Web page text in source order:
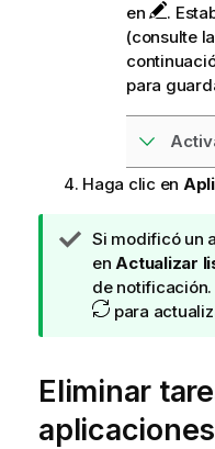
en
.
(consulte
para
Haga clic en
N
o
t
a
s
u
g
Si modificó un
enActualizar
de
para
Eliminar
aplicaciones